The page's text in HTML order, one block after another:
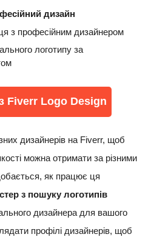
дизайн
з професійним дизайнером
логотипу за
Fiverr Logo Design
дизайнерів на Fiverr, щоб
можна отримати за різними
як працює ця
з пошуку логотипів
дизайнера для вашого
профілі дизайнерів, щоб